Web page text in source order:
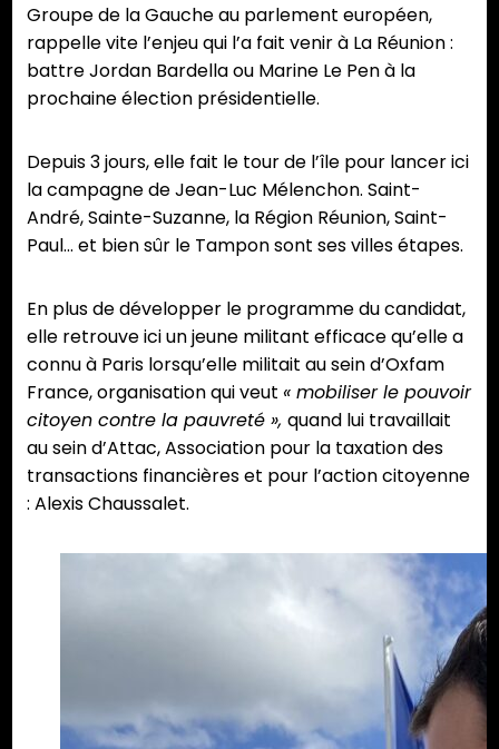
Groupe de la Gauche au parlement européen,
rappelle vite l’enjeu qui l’a fait venir à La Réunion :
battre Jordan Bardella ou Marine Le Pen à la
prochaine élection présidentielle.
Depuis 3 jours, elle fait le tour de l’île pour lancer ici
la campagne de Jean-Luc Mélenchon. Saint-
André, Sainte-Suzanne, la Région Réunion, Saint-
Paul… et bien sûr le Tampon sont ses villes étapes.
En plus de développer le programme du candidat,
elle retrouve ici un jeune militant efficace qu’elle a
connu à Paris lorsqu’elle militait au sein d’Oxfam
France, organisation qui veut « mobiliser le pouvoir
citoyen contre la pauvreté », quand lui travaillait
au sein d’Attac, Association pour la taxation des
transactions financières et pour l’action citoyenne
: Alexis Chaussalet.